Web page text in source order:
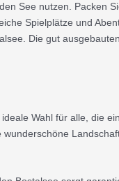
See nutzen. Packen
Spielplätze und
Die gut
Wahl für alle, die ein